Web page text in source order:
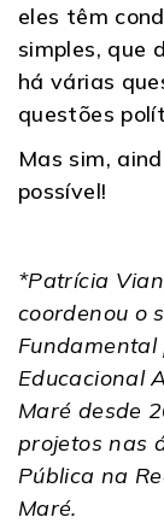
eles têm
simples, que
há várias
questões
Mas sim,
possível!
*Patrícia
coordenou o
Educacional
Maré desde
projetos nas
Pública na
Maré.